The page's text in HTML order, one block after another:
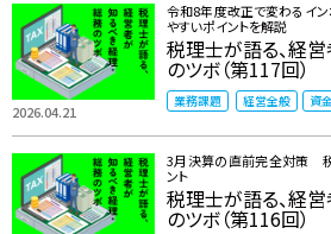
2026.04.21
令和8年度改正で変わるイン
やすいポイントを解説
税理士が語る、経
のツボ（第117回）
業務課題 経営全般 資
3月決算の直前完全対策
ント
税理士が語る、経
のツボ（第116回）